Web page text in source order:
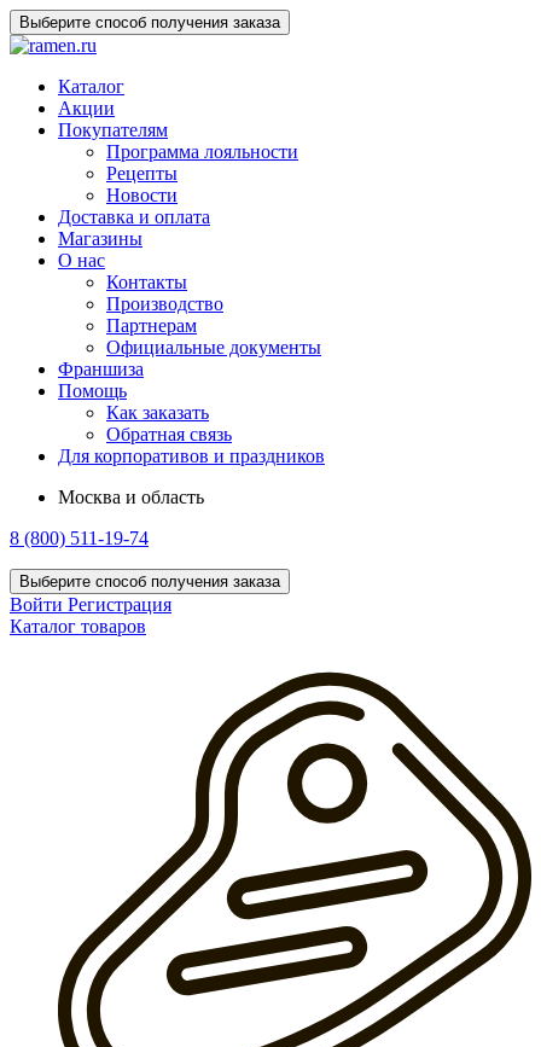
Выберите способ получения заказа
Каталог
Акции
Покупателям
Программа лояльности
Рецепты
Новости
Доставка и оплата
Магазины
О нас
Контакты
Производство
Партнерам
Официальные документы
Франшиза
Помощь
Как заказать
Обратная связь
Для корпоративов и праздников
Москва и область
8 (800) 511-19-74
Выберите способ получения заказа
Войти Регистрация
Каталог товаров